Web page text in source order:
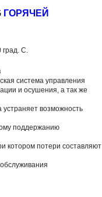
ГОРЯЧЕЙ
С.
система управления
и осушения, а так же
возможность
поддержанию
котором потери составляют